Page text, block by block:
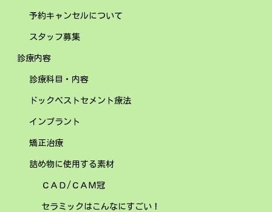
予約キャンセルについて
スタッフ募集
診療内容
診療科目・内容
ドックベストセメント療法
インプラント
矯正治療
詰め物に使用する素材
ＣＡＤ/ＣＡＭ冠
セラミックはこんなにすごい！